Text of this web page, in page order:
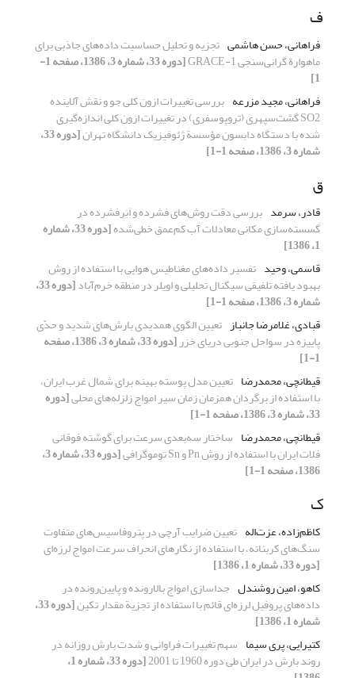
ف
فراهانی، حسن هاشمی تجزیه و تحلیل حساسیت داده‌های جاذبی برای
ماهوارة گرانی‌سنجی GRACE-1 [دوره 33، شماره 3، 1386، صفحه 1-
1]
فراهانی، مجید مزرعه بررسی تغییرات ازون کلی جو و نقش آلاینده
SO2 گشت‌سپهری (تروپوسفری) در تغییرات ازون کلی اندازه‌گیری
شده با دستگاه دابسون مؤسسة ژئوفیزیک دانشگاه تهران [دوره 33،
شماره 3، 1386، صفحه 1-1]
ق
قادر، سرمد بررسی دقت روش‌های فشرده و اَبَرفشرده در
گسسته‌سازی مکانی معادلات آب کم‌عمق خطی‌شده [دوره 33، شماره
1، 1386]
قاسمی، وحید تفسیر داده‌های مغناطیس هوایی با استفاده از روش
بهبود یافته تلفیقی سیگنال تحلیلی و اویلر در منطقه خرم‌آباد [دوره 33،
شماره 3، 1386، صفحه 1-1]
قبادی، غلامرضا جانباز تعیین الگوی همدیدی بارش‌های شدید و حدّی
پاییزه در سواحل جنوبی دریای خزر [دوره 33، شماره 3، 1386، صفحه
1-1]
قیطانچی، محمدرضا تعیین مدل پوسته بهینه برای شمال غرب ایران،
با استفاده از برگردان همزمان زمان سیر امواج زلزله‌های محلی[دوره
33، شماره 3، 1386، صفحه 1-1]
قیطانچی، محمدرضا ساختار سه‌بعدی سرعت برای گوشته فوقانی
فلات ایران با استفاده از روش Pn و Sn توموگرافی [دوره 33، شماره 3،
1386، صفحه 1-1]
ک
کاظم‌زاده، عزت‌اله تعیین ضرایب آرچی در پتروفاسیس‌های متفاوت
سنگ‌های کربناته، با استفاده از نگارهای انحراف سرعت امواج لرزه‌ای
[دوره 33، شماره 1، 1386]
کاهو، امین روشندل جداسازی امواج بالارونده و پایین‌رونده در
داده‌های پروفیل لرزه‌ای قائم با استفاده از تجزیة مقدار تکین [دوره 33،
شماره 1، 1386]
کتیرایی، پری سیما سهم تغییرات فراوانی و شدت بارش روزانه در
روند بارش در ایران طی دوره 1960 تا 2001 [دوره 33، شماره 1،